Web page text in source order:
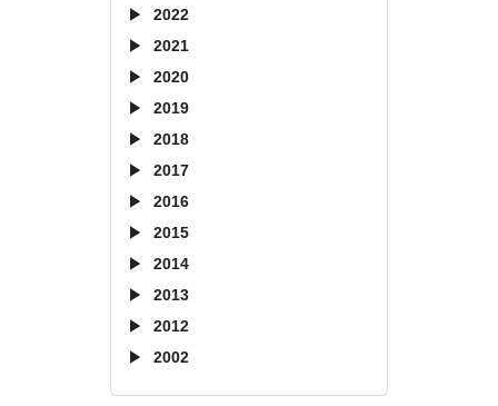
2022
2021
2020
2019
2018
2017
2016
2015
2014
2013
2012
2002